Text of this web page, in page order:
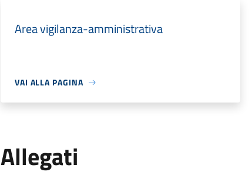
Area vigilanza-amministrativa
VAI ALLA PAGINA
Allegati